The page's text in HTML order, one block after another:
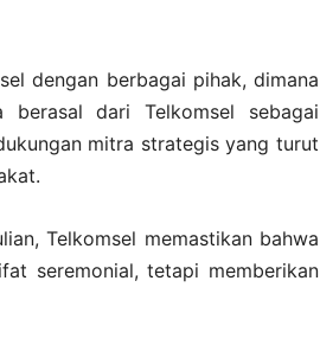
dengan berbagai pihak, dimana
dari Telkomsel sebagai
mitra strategis yang turut
Telkomsel memastikan bahwa
seremonial, tetapi memberikan